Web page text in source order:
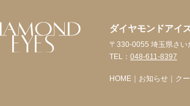
ダイヤモンドアイ
〒330-0055 埼玉県さ
TEL： 048-611-8397
HOME お知らせ ク